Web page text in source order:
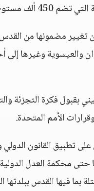
مضمونها من القدس
والعيسوية وغيرها
بقبول فكرة التجزئة
الأمم المتحدة.
تطبيق القانون الدولي
محكمة العدل
الخامس من حزيران 1967، أراضي محتلة بما فيها